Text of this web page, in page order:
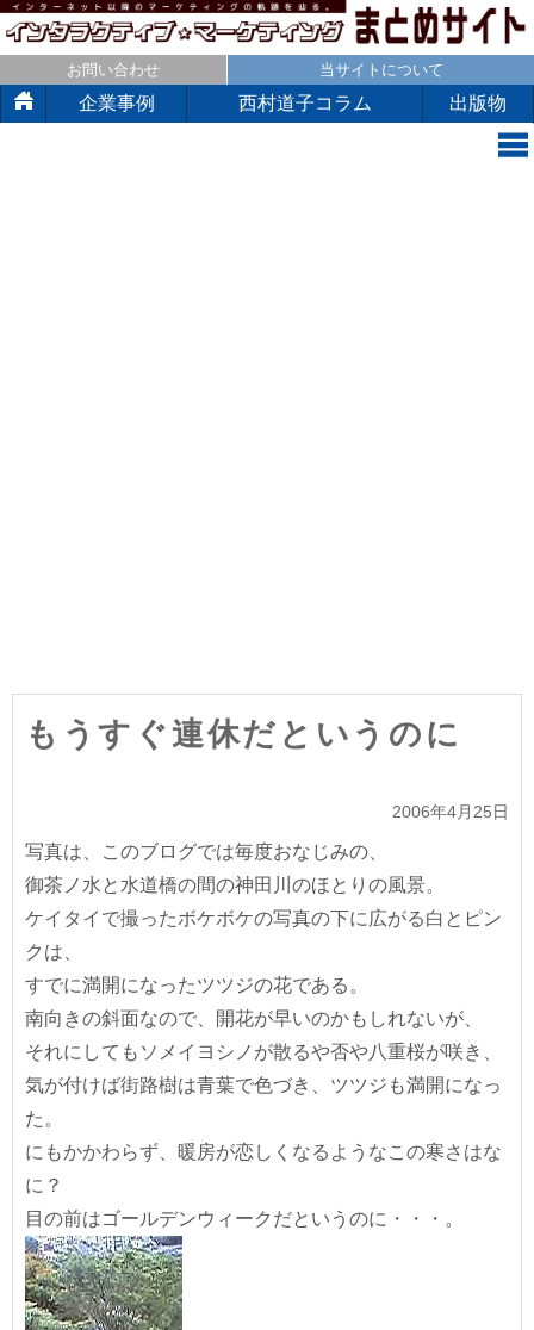
お問い合わせ 当サイトについて
企業事例 西村道子コラム 出版物
もうすぐ連休だというのに
2006年4月25日
写真は、このブログでは毎度おなじみの、
御茶ノ水と水道橋の間の神田川のほとりの風景。
ケイタイで撮ったボケボケの写真の下に広がる白とピン
クは、
すでに満開になったツツジの花である。
南向きの斜面なので、開花が早いのかもしれないが、
それにしてもソメイヨシノが散るや否や八重桜が咲き、
気が付けば街路樹は青葉で色づき、ツツジも満開になっ
た。
にもかかわらず、暖房が恋しくなるようなこの寒さはな
に？
目の前はゴールデンウィークだというのに・・・。